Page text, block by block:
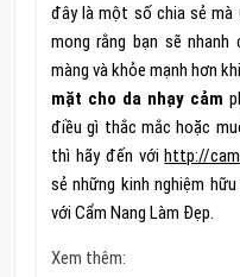
đây là một số chia sẻ mà
mong rằng bạn sẽ
màng và khỏe mạnh hơn
mặt cho da nhạy cảm
điều gì thắc mắc hoặc
thì hãy đến vớihttp://
sẻ những kinh nghiệm
với Cẩm Nang Làm Đẹp.
Xem thêm: